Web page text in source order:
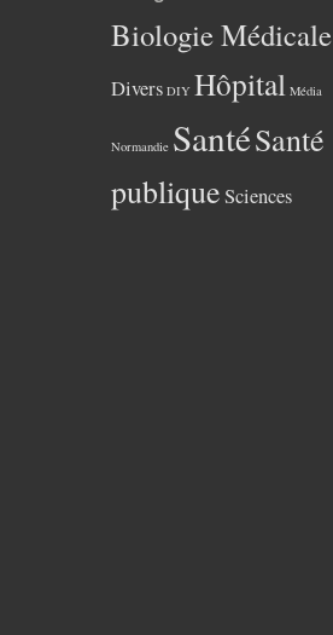
Biologie Médicale
Divers DIY Hôpital Média
Normandie SantéSanté
publiqueSciences